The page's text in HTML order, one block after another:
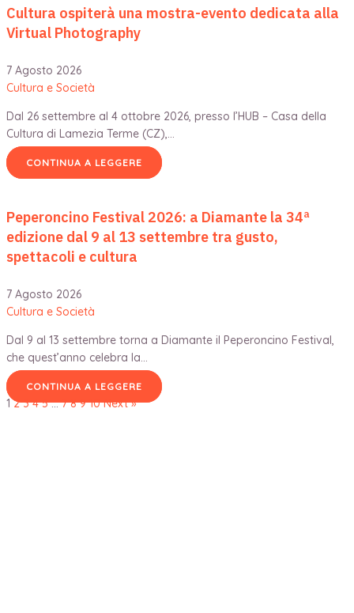
Cultura ospiterà una mostra-evento dedicata alla
Virtual Photography
7 Agosto 2026
Cultura e Società
Dal 26 settembre al 4 ottobre 2026, presso l’HUB – Casa della
Cultura di Lamezia Terme (CZ),…
CONTINUA A LEGGERE
Peperoncino Festival 2026: a Diamante la 34ª
edizione dal 9 al 13 settembre tra gusto,
spettacoli e cultura
7 Agosto 2026
Cultura e Società
Dal 9 al 13 settembre torna a Diamante il Peperoncino Festival,
che quest’anno celebra la…
CONTINUA A LEGGERE
1 2 3 4 5 … 7 8 9 10 Next »